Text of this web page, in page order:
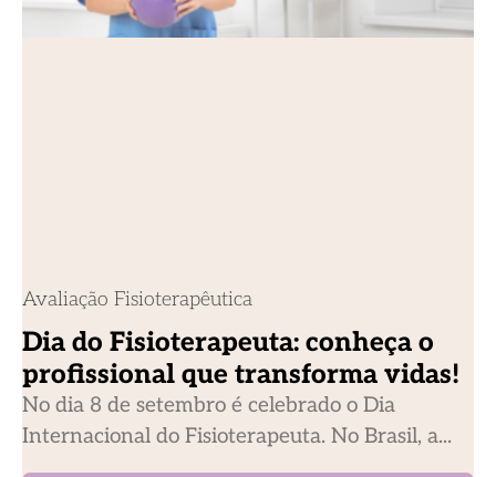
Avaliação Fisioterapêutica
Dia do Fisioterapeuta: conheça o
profissional que transforma vidas!
No dia 8 de setembro é celebrado o Dia
Internacional do Fisioterapeuta. No Brasil, a...